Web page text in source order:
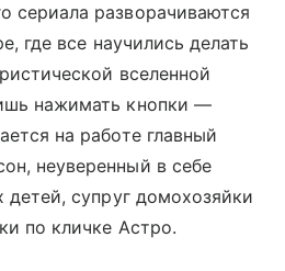
сериала разворачиваются
где все научились делать
вселенной
нажимать кнопки —
на работе главный
неуверенный в себе
детей, супруг домохозяйки
по кличке Астро.